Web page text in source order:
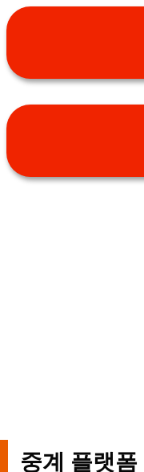
중계 플랫